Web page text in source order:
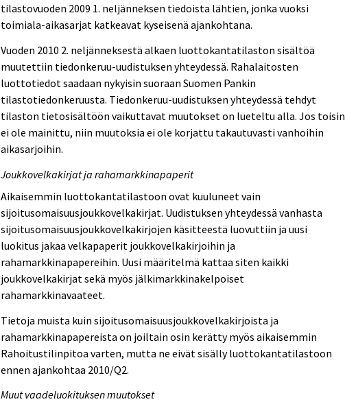
tilastovuoden 2009 1. neljänneksen tiedoista lähtien, jonka vuoksi
toimiala-aikasarjat katkeavat kyseisenä ajankohtana.
Vuoden 2010 2. neljänneksestä alkaen luottokantatilaston sisältöä
muutettiin tiedonkeruu-uudistuksen yhteydessä. Rahalaitosten
luottotiedot saadaan nykyisin suoraan Suomen Pankin
tilastotiedonkeruusta. Tiedonkeruu-uudistuksen yhteydessä tehdyt
tilaston tietosisältöön vaikuttavat muutokset on lueteltu alla. Jos toisin
ei ole mainittu, niin muutoksia ei ole korjattu takautuvasti vanhoihin
aikasarjoihin.
Joukkovelkakirjat ja rahamarkkinapaperit
Aikaisemmin luottokantatilastoon ovat kuuluneet vain
sijoitusomaisuusjoukkovelkakirjat. Uudistuksen yhteydessä vanhasta
sijoitusomaisuusjoukkovelkakirjojen käsitteestä luovuttiin ja uusi
luokitus jakaa velkapaperit joukkovelkakirjoihin ja
rahamarkkinapapereihin. Uusi määritelmä kattaa siten kaikki
joukkovelkakirjat sekä myös jälkimarkkinakelpoiset
rahamarkkinavaateet.
Tietoja muista kuin sijoitusomaisuusjoukkovelkakirjoista ja
rahamarkkinapapereista on joiltain osin kerätty myös aikaisemmin
Rahoitustilinpitoa varten, mutta ne eivät sisälly luottokantatilastoon
ennen ajankohtaa 2010/Q2.
Muut vaadeluokituksen muutokset